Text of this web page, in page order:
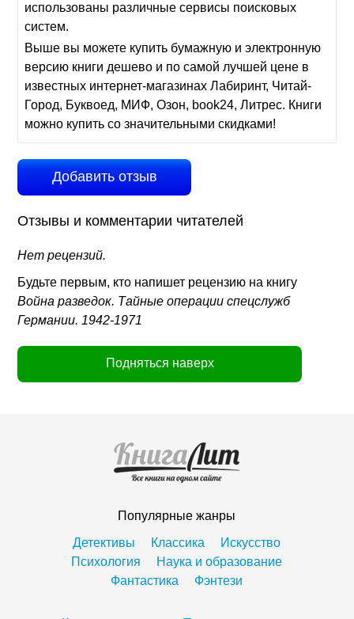
использованы различные сервисы поисковых
систем.
Выше вы можете купить бумажную и электронную
версию книги дешево и по самой лучшей цене в
известных интернет-магазинах Лабиринт, Читай-
Город, Буквоед, МИФ, Озон, book24, Литрес. Книги
можно купить со значительными скидками!
Добавить отзыв
Отзывы и комментарии читателей
Нет рецензий.
Будьте первым, кто напишет рецензию на книгу
Война разведок. Тайные операции спецслужб
Германии. 1942-1971
Подняться наверх
Популярные жанры
Детективы
Классика
Искусство
Психология
Наука и образование
Фантастика
Фэнтези